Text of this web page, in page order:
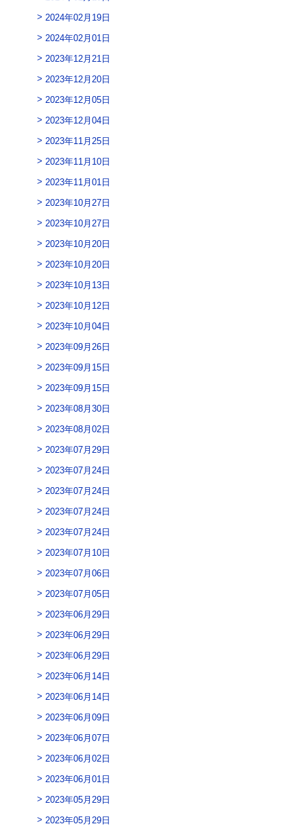
2024年02月19日
2024年02月01日
2023年12月21日
2023年12月20日
2023年12月05日
2023年12月04日
2023年11月25日
2023年11月10日
2023年11月01日
2023年10月27日
2023年10月27日
2023年10月20日
2023年10月20日
2023年10月13日
2023年10月12日
2023年10月04日
2023年09月26日
2023年09月15日
2023年09月15日
2023年08月30日
2023年08月02日
2023年07月29日
2023年07月24日
2023年07月24日
2023年07月24日
2023年07月24日
2023年07月10日
2023年07月06日
2023年07月05日
2023年06月29日
2023年06月29日
2023年06月29日
2023年06月14日
2023年06月14日
2023年06月09日
2023年06月07日
2023年06月02日
2023年06月01日
2023年05月29日
2023年05月29日